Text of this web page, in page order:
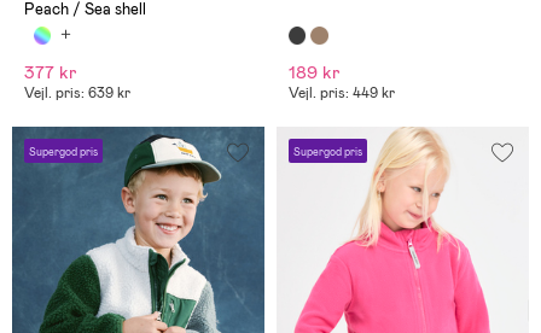
Peach / Sea shell
377 kr
Vejl. pris: 639 kr
189 kr
Vejl. pris: 449 kr
Supergod pris Supergod pris